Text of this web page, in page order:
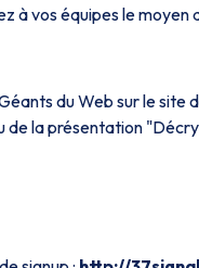
à vos équipes le
du Web sur le site
la présentation